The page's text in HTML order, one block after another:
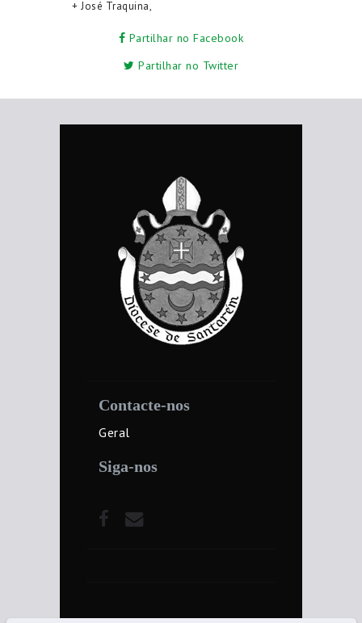
+ José Traquina,
Partilhar no Facebook
Partilhar no Twitter
Contacte-nos
Geral
Siga-nos